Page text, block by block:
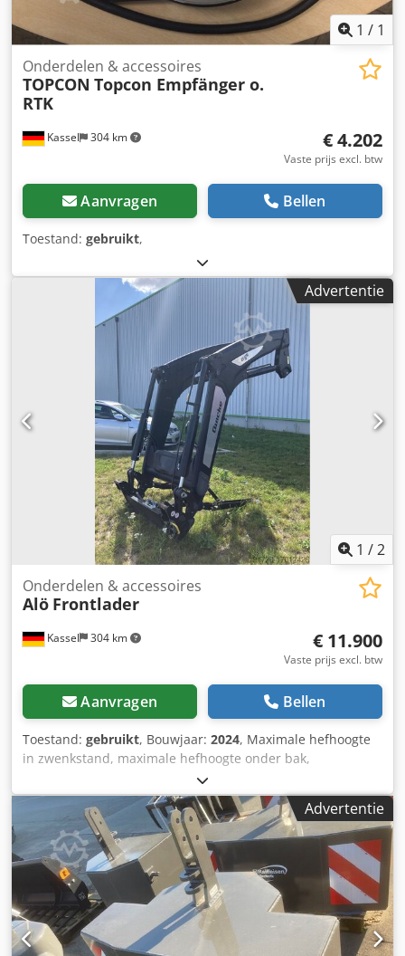
1 / 1
Kassel 304 km
Onderdelen & accessoires
TOPCON Topcon Empfänger o.
RTK
€ 4.202
Vaste prijs excl. btw
Aanvragen Bellen
Toestand: gebruikt,
Advertentie
1 /2
Kassel 304 km
Onderdelen & accessoires
Alö Frontlader
€ 11.900
Vaste prijs excl. btw
Aanvragen Bellen
Toestand: gebruikt, Bouwjaar: 2024, Maximale hefhoogte
in zwenkstand, maximale hefhoogte onder bak,
zwenkbreedte / mm (C-C) 1040/ / Dsdpfx Ajuig Amocqjkr
Advertentie